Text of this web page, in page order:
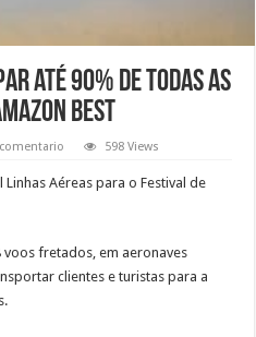
até 90% de todas as
Best
598 Views
Aéreas para o Festival de
fretados, em aeronaves
clientes e turistas para a